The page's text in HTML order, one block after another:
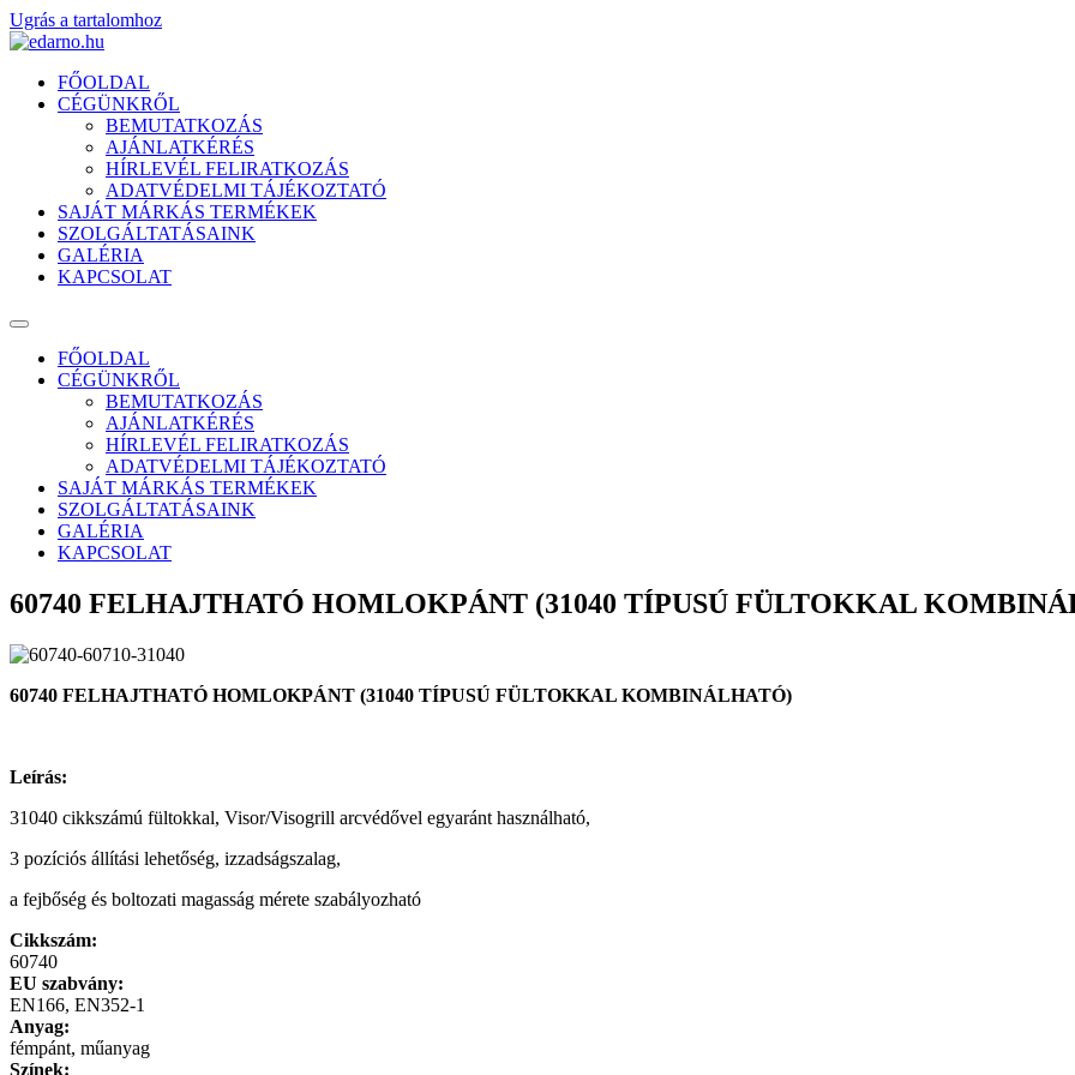
Ugrás a tartalomhoz
FŐOLDAL
CÉGÜNKRŐL
BEMUTATKOZÁS
AJÁNLATKÉRÉS
HÍRLEVÉL FELIRATKOZÁS
ADATVÉDELMI TÁJÉKOZTATÓ
SAJÁT MÁRKÁS TERMÉKEK
SZOLGÁLTATÁSAINK
GALÉRIA
KAPCSOLAT
FŐOLDAL
CÉGÜNKRŐL
BEMUTATKOZÁS
AJÁNLATKÉRÉS
HÍRLEVÉL FELIRATKOZÁS
ADATVÉDELMI TÁJÉKOZTATÓ
SAJÁT MÁRKÁS TERMÉKEK
SZOLGÁLTATÁSAINK
GALÉRIA
KAPCSOLAT
60740 FELHAJTHATÓ HOMLOKPÁNT (31040 TÍPUSÚ FÜLTOKKAL
60740 FELHAJTHATÓ HOMLOKPÁNT (31040 TÍPUSÚ FÜLTOKKAL KOMBINÁLHATÓ)
Leírás:
31040 cikkszámú fültokkal, Visor/Visogrill arcvédővel egyaránt használható,
3 pozíciós állítási lehetőség, izzadságszalag,
a fejbőség és boltozati magasság mérete szabályozható
Cikkszám:
60740
EU szabvány:
EN166, EN352-1
Anyag:
fémpánt, műanyag
Színek: